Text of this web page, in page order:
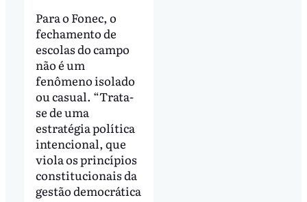
Para o Fonec, o
fechamento de
escolas do campo
não é um
fenômeno isolado
ou casual. “Trata-
se de uma
estratégia política
intencional, que
viola os princípios
constitucionais da
gestão democrática